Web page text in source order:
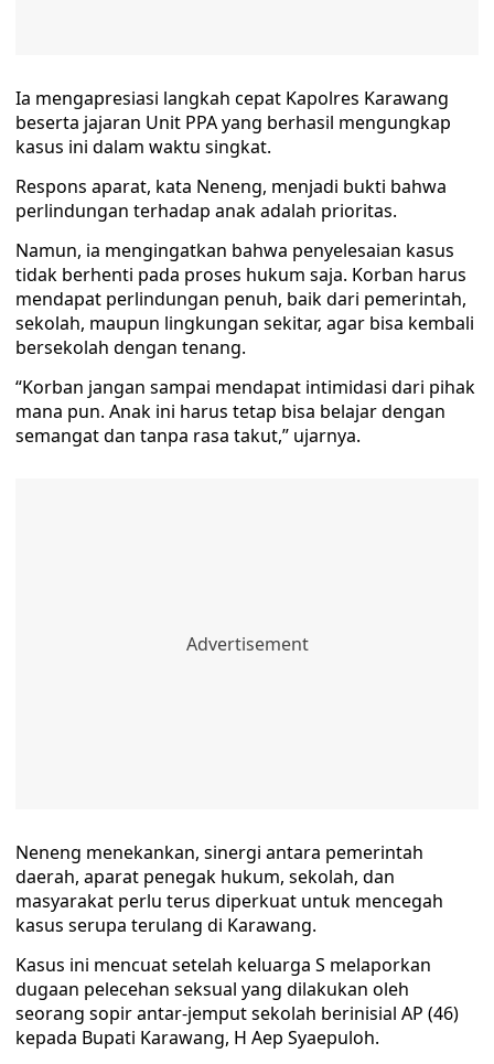
Ia mengapresiasi langkah cepat Kapolres Karawang
beserta jajaran Unit PPA yang berhasil mengungkap
kasus ini dalam waktu singkat.
Respons aparat, kata Neneng, menjadi bukti bahwa
perlindungan terhadap anak adalah prioritas.
Namun, ia mengingatkan bahwa penyelesaian kasus
tidak berhenti pada proses hukum saja. Korban harus
mendapat perlindungan penuh, baik dari pemerintah,
sekolah, maupun lingkungan sekitar, agar bisa kembali
bersekolah dengan tenang.
“Korban jangan sampai mendapat intimidasi dari pihak
mana pun. Anak ini harus tetap bisa belajar dengan
semangat dan tanpa rasa takut,” ujarnya.
Neneng menekankan, sinergi antara pemerintah
daerah, aparat penegak hukum, sekolah, dan
masyarakat perlu terus diperkuat untuk mencegah
kasus serupa terulang di Karawang.
Kasus ini mencuat setelah keluarga S melaporkan
dugaan pelecehan seksual yang dilakukan oleh
seorang sopir antar-jemput sekolah berinisial AP (46)
kepada Bupati Karawang, H Aep Syaepuloh.